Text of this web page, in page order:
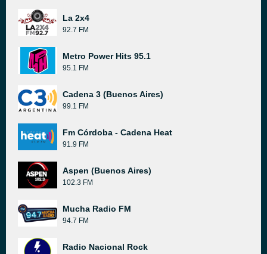
La 2x4
92.7 FM
Metro Power Hits 95.1
95.1 FM
Cadena 3 (Buenos Aires)
99.1 FM
Fm Córdoba - Cadena Heat
91.9 FM
Aspen (Buenos Aires)
102.3 FM
Mucha Radio FM
94.7 FM
Radio Nacional Rock